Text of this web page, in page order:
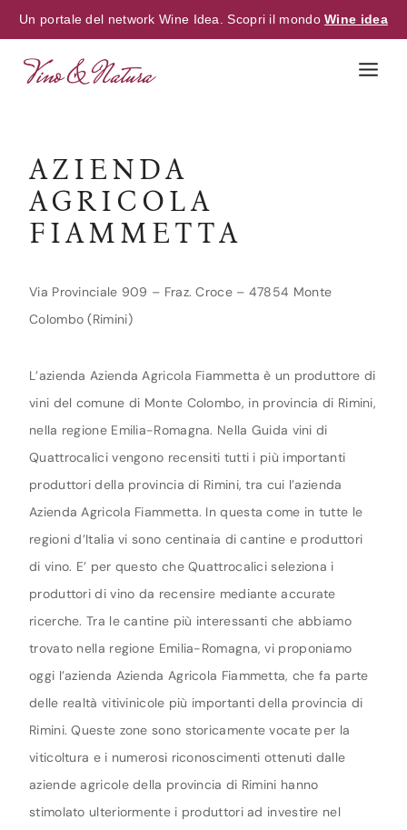
Un portale del network Wine Idea. Scopri il mondoWine idea
AZIENDA
AGRICOLA
FIAMMETTA
Via Provinciale 909 – Fraz. Croce – 47854 Monte
Colombo (Rimini)
L’azienda Azienda Agricola Fiammetta è un produttore di
vini del comune di Monte Colombo, in provincia di Rimini,
nella regione Emilia-Romagna. Nella Guida vini di
Quattrocalici vengono recensiti tutti i più importanti
produttori della provincia di Rimini, tra cui l’azienda
Azienda Agricola Fiammetta. In questa come in tutte le
regioni d’Italia vi sono centinaia di cantine e produttori
di vino. E’ per questo che Quattrocalici seleziona i
produttori di vino da recensire mediante accurate
ricerche. Tra le cantine più interessanti che abbiamo
trovato nella regione Emilia-Romagna, vi proponiamo
oggi l’azienda Azienda Agricola Fiammetta, che fa parte
delle realtà vitivinicole più importanti della provincia di
Rimini. Queste zone sono storicamente vocate per la
viticoltura e i numerosi riconoscimenti ottenuti dalle
aziende agricole della provincia di Rimini hanno
stimolato ulteriormente i produttori ad investire nel